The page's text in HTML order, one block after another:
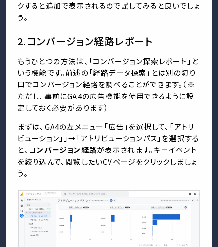
クすると追加で表示されるので試してみると良いでしょ
う。
2.コンバージョン経路レポート
もうひとつの方法は、「コンバージョン探索レポート」と
いう機能です。前述の「経路データ探索」とは別の切り
口でコンバージョン経路を調べることができます。（※
ただし、事前にGA4の広告機能を使用できるように設
定しておく必要があります）
まずは、GA4の左メニュー「広告」を選択して、「アトリ
ビューション」」→「アトリビューションパス」を選択する
と、 コンバージョン経路が表示されます。キーイベント
を絞り込んで、閲覧したいCVページをクリックしましょ
う。